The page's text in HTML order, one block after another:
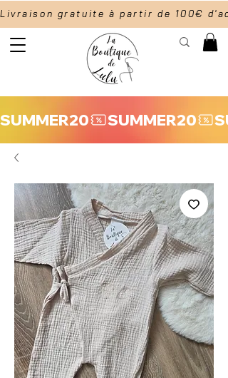
Livraison gratuite à partir de
SUMMER20